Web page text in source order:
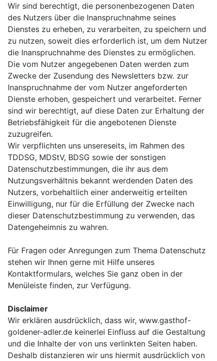
Wir sind berechtigt, die personenbezogenen Daten
des Nutzers über die Inanspruchnahme seines
Dienstes zu erheben, zu verarbeiten, zu speichern und
zu nutzen, soweit dies erforderlich ist, um dem Nutzer
die Inanspruchnahme des Dienstes zu ermöglichen.
Die vom Nutzer angegebenen Daten werden zum
Zwecke der Zusendung des Newsletters bzw. zur
Inanspruchnahme der vom Nutzer angeforderten
Dienste erhoben, gespeichert und verarbeitet. Ferner
sind wir berechtigt, auf diese Daten zur Erhaltung der
Betriebsfähigkeit für die angebotenen Dienste
zuzugreifen.
Wir verpflichten uns unsereseits, im Rahmen des
TDDSG, MDStV, BDSG sowie der sonstigen
Datenschutzbestimmungen, die ihr aus dem
Nutzungsverhältnis bekannt werdenden Daten des
Nutzers, vorbehaltlich einer anderweitig erteilten
Einwilligung, nur für die Erfüllung der Zwecke nach
dieser Datenschutzbestimmung zu verwenden, das
Datengeheimnis zu wahren.
Für Fragen oder Anregungen zum Thema Datenschutz
stehen wir Ihnen gerne mit Hilfe unseres
Kontaktformulars, welches Sie ganz oben in der
Menüleiste finden, zur Verfügung.
Disclaimer
Wir erklären ausdrücklich, dass wir, www.gasthof-
goldener-adler.de keinerlei Einfluss auf die Gestaltung
und die Inhalte der von uns verlinkten Seiten haben.
Deshalb distanzieren wir uns hiermit ausdrücklich von